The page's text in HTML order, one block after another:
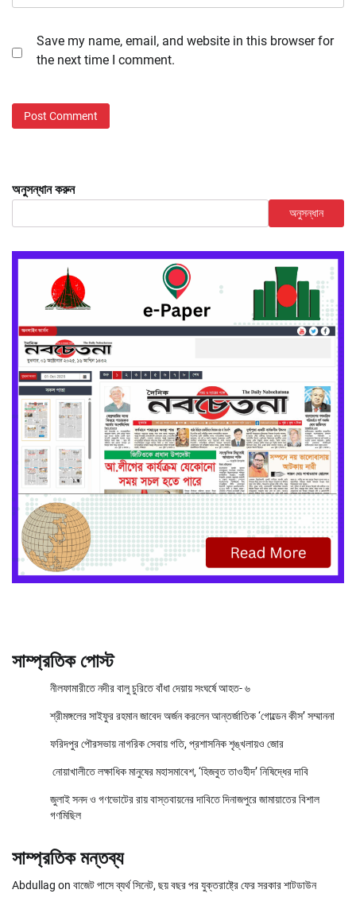
Save my name, email, and website in this browser for
the next time I comment.
অনুসন্ধান করুন
অনুসন্ধান
সাম্প্রতিক পোস্ট
নীলফামারীতে নদীর বালু চুরিতে বাঁধা দেয়ায় সংঘর্ষে আহত- ৬
শ্রীমঙ্গলের সাইফুর রহমান জাবেদ অর্জন করলেন আন্তর্জাতিক ‘গোল্ডেন কীস’ সম্মাননা
ফরিদপুর পৌরসভায় নাগরিক সেবায় গতি, প্রশাসনিক শৃঙ্খলায়ও জোর
নোয়াখালীতে লক্ষাধিক মানুষের মহাসমাবেশ, ‘হিজবুত তাওহীদ’ নিষিদ্ধের দাবি
জুলাই সনদ ও গণভোটের রায় বাস্তবায়নের দাবিতে দিনাজপুরে জামায়াতের বিশাল
গণমিছিল
সাম্প্রতিক মন্তব্য
Abdullag on বাজেট পাসে ব্যর্থ সিনেট, ছয় বছর পর যুক্তরাষ্ট্রে ফের সরকার শাটডাউন